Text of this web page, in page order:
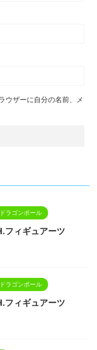
ウザーに自分の名前、メ
ラゴンボール
フィギュアーツ
ラゴンボール
フィギュアーツ